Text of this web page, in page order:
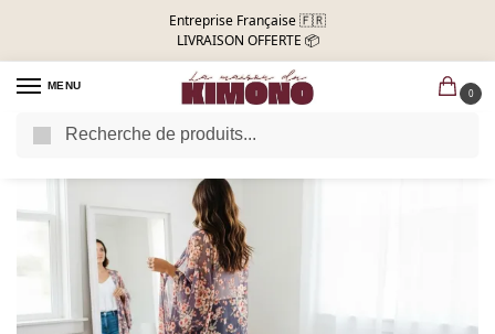
Entreprise Française 🇫🇷
LIVRAISON OFFERTE 📦
MENU
0